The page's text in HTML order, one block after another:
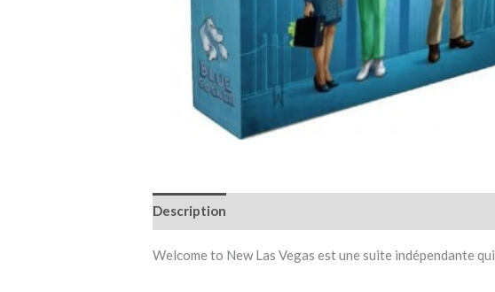
Description
Welcome to New Las Vegas est une suite indépendante